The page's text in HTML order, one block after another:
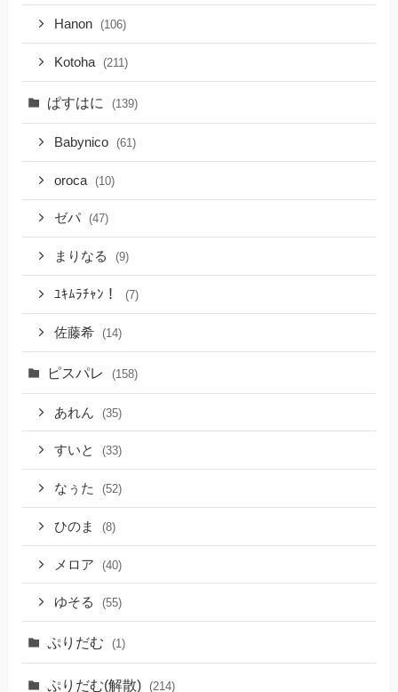
Hanon (106)
Kotoha (211)
ぱすはに (139)
Babynico (61)
oroca (10)
ゼパ (47)
まりなる (9)
ﾕｷﾑﾗﾁｬﾝ！ (7)
佐藤希 (14)
ピスパレ (158)
あれん (35)
すいと (33)
なぅた (52)
ひのま (8)
メロア (40)
ゆそる (55)
ぷりだむ (1)
ぷりだむ(解散) (214)